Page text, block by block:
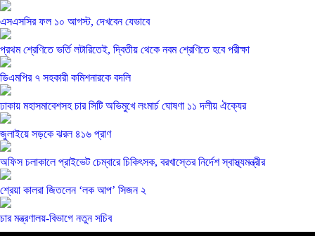
এসএসসির ফল ১০ আগস্ট, দেখবেন যেভাবে
প্রথম শ্রেণিতে ভর্তি লটারিতেই, দ্বিতীয় থেকে নবম শ্রেণিতে হবে পরীক্ষা
ডিএমপির ৭ সহকারী কমিশনারকে বদলি
ঢাকায় মহাসমাবেশসহ চার সিটি অভিমুখে লংমার্চ ঘোষণা ১১ দলীয় ঐক্যের
জুলাইয়ে সড়কে ঝরল ৪১৬ প্রাণ
অফিস চলাকালে প্রাইভেট চেম্বারে চিকিৎসক, বরখাস্তের নির্দেশ স্বাস্থ্যমন্ত্রীর
শ্রেয়া কালরা জিতলেন ‘লক আপ’ সিজন ২
চার মন্ত্রণালয়-বিভাগে নতুন সচিব